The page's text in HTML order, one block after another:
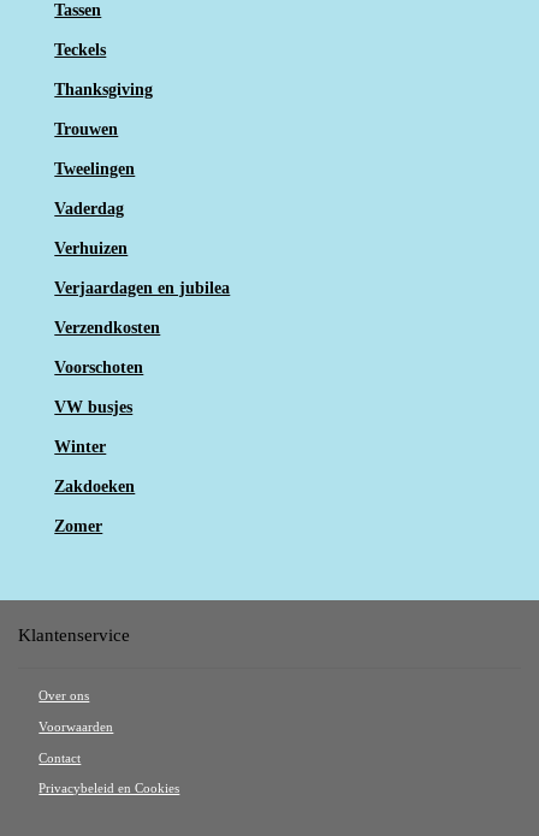
Tassen
Teckels
Thanksgiving
Trouwen
Tweelingen
Vaderdag
Verhuizen
Verjaardagen en jubilea
Verzendkosten
Voorschoten
VW busjes
Winter
Zakdoeken
Zomer
Klantenservice
Over ons
Voorwaarden
Contact
Privacybeleid en Cookies